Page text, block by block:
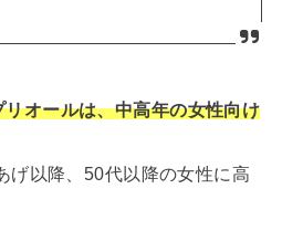
オールは、中高年の女性向け
げ以降、50代以降の女性に高